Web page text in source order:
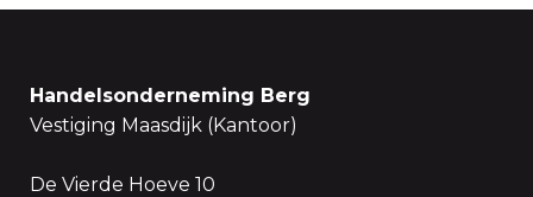
Handelsonderneming Berg
Vestiging Maasdijk (Kantoor)
De Vierde Hoeve 10